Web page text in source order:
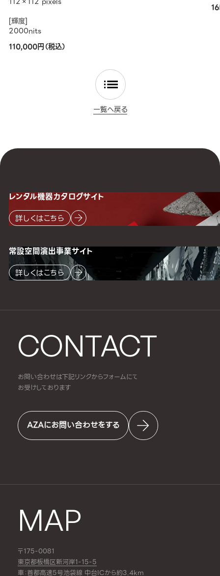
[輝度]
2000nits
110,000円（税込）
一覧へ戻る
CONTACT
お問い合わせは下記リンクからフォームにて
お受けしております
AZAにお問い合わせをする
MAP
〒175-0081
東京都板橋区新河岸1-15-5
車：首都高速5号池袋線 中台ICから約3.4km
レンタル機器カタログサイト
詳しくはこちら
常設空間演出事業サイト
詳しくはこちら